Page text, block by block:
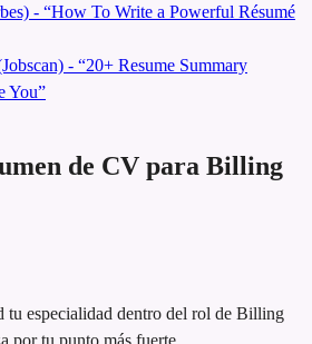
- “How To Write a Powerful Résumé
- “20+ Resume Summary
You”
de CV para Billing
tu especialidad dentro del rol de Billing
por tu punto más fuerte.